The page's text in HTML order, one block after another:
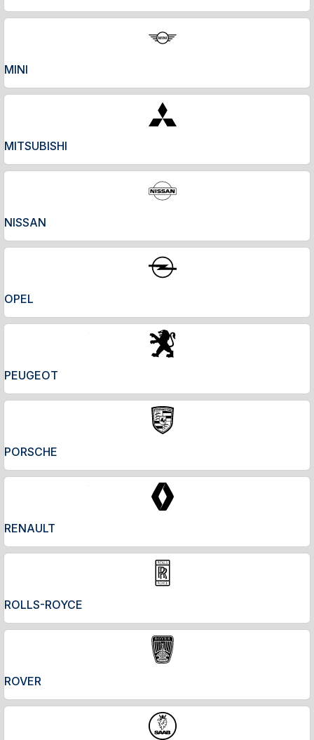
MINI
MITSUBISHI
NISSAN
OPEL
PEUGEOT
PORSCHE
RENAULT
ROLLS-ROYCE
ROVER